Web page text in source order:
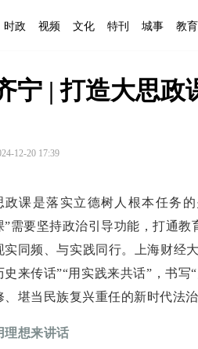
时政 视频 文化 特刊 城事 教育
宁 | 打造大思政
12-20 17:39
政课是落实立德树人根本任务
”需要坚持政治引导功能，打通
实同频、与实践同行。上海财经
史来传话”“用实践来共话”，书
、堪当民族复兴重任的新时代法
理想来讲话